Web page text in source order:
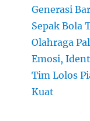
Generasi
Sepak Bola
Olahraga
Emosi,
Tim Lolos
Kuat